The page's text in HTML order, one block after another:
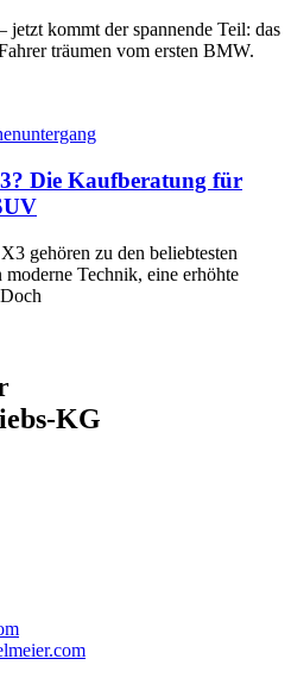
jetzt kommt der spannende Teil: das
träumen vom ersten BMW.
Die Kaufberatung für
gehören zu den beliebtesten
Technik, eine erhöhte
KG